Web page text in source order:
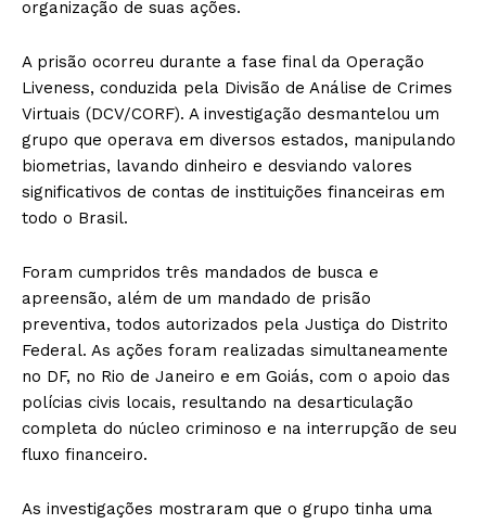
organização de suas ações.
A prisão ocorreu durante a fase final da Operação
Liveness, conduzida pela Divisão de Análise de Crimes
Virtuais (DCV/CORF). A investigação desmantelou um
grupo que operava em diversos estados, manipulando
biometrias, lavando dinheiro e desviando valores
significativos de contas de instituições financeiras em
todo o Brasil.
Foram cumpridos três mandados de busca e
apreensão, além de um mandado de prisão
preventiva, todos autorizados pela Justiça do Distrito
Federal. As ações foram realizadas simultaneamente
no DF, no Rio de Janeiro e em Goiás, com o apoio das
polícias civis locais, resultando na desarticulação
completa do núcleo criminoso e na interrupção de seu
fluxo financeiro.
As investigações mostraram que o grupo tinha uma